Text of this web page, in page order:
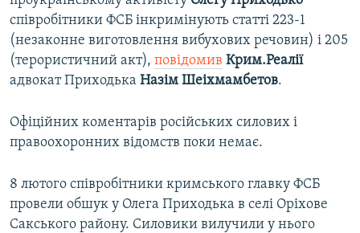
співробітники ФСБ інкримінують статті 223-1
(незаконне виготовлення вибухових речовин) і 205
(терористичний акт), повідомив Крим.Реалії
адвокат Приходька Назім Шеіхмамбетов.
Офіційних коментарів російських силових і
правоохоронних відомств поки немає.
8 лютого співробітники кримського главку ФСБ
провели обшук у Олега Приходька в селі Оріхове
Сакського району. Силовики вилучили у нього